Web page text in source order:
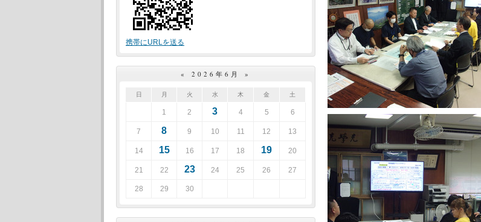
携帯にURLを送る
« 2026年6月 »
日 月 火 水 木 金 土
1 2 3 4 5 6
7 8 9 10 11 12 13
14 15 16 17 18 19 20
21 22 23 24 25 26 27
28 29 30